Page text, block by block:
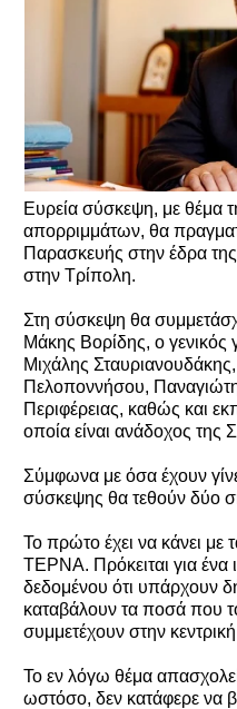
Ευρεία σύσκεψη, με θέμα
απορριμμάτων, θα
Παρασκευής στην έδρα
στην Τρίπολη.
Στη σύσκεψη θα
Μάκης Βορίδης, ο γενικός
Μιχάλης
Πελοποννήσου,
Περιφέρειας, καθώς και
οποία είναι ανάδοχος της
Σύμφωνα με όσα έχουν
σύσκεψης θα τεθούν δύο
Το πρώτο έχει να κάνει
ΤΕΡΝΑ. Πρόκειται για ένα
δεδομένου ότι υπάρχουν
καταβάλουν τα ποσά που
συμμετέχουν στην κεντρική
Το εν λόγω θέμα
ωστόσο, δεν κατάφερε να